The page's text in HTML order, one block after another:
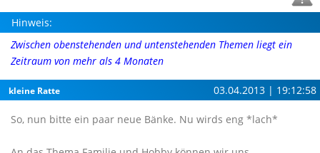
Hinweis:
Zwischen obenstehenden und untenstehenden Themen liegt ein
Zeitraum von mehr als 4 Monaten
kleine Ratte 03.04.2013 | 19:12:58
So, nun bitte ein paar neue Bänke. Nu wirds eng *lach*